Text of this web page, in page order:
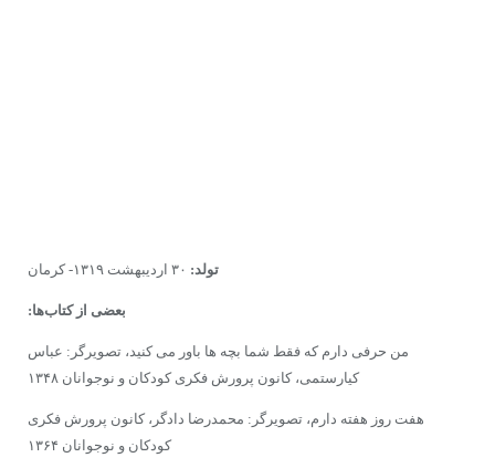
تولد:
بعضى از کتاب‌ها:
من حرفی دارم که فقط شما بچه ها باور می کنید، تصویرگر: عباس
کیارستمی، کانون پرورش فکری کودکان و نوجوانان ۱۳۴۸
هفت روز هفته دارم، تصویرگر: محمدرضا دادگر، کانون پرورش فکرى
کودکان و نوجوانان ۱۳۶۴